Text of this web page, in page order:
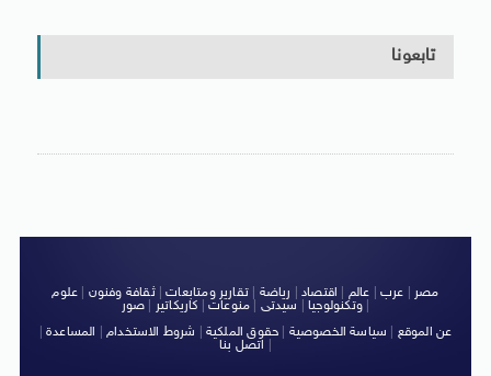
تابعونا
مصر عرب عالم اقتصاد رياضة |تقارير ومتابعات|ثقافة وفنون
علوم
وتكنولوجيا| سيدتى منوعات كاريكاتير صور
|
عن الموقع
سياسة الخصوصية حقوق الملكية شروط الاستخدام| المساعدة|
اتصل بنا